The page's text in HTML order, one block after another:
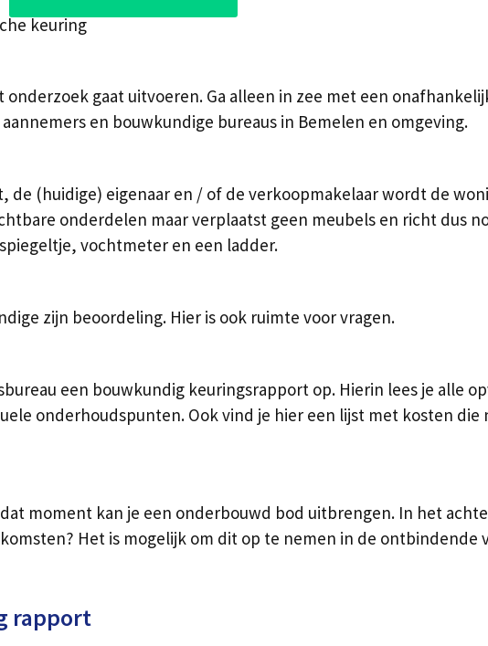
keuring
gaat uitvoeren. Ga alleen in zee met een
en bouwkundige bureaus in Bemelen en omgeving.
de (huidige) eigenaar en / of de verkoopmakelaar wordt de
onderdelen maar verplaatst geen meubels en richt dus
vochtmeter en een ladder.
zijn beoordeling. Hier is ook ruimte voor vragen.
een bouwkundig keuringsrapport op. Hierin lees je alle
onderhoudspunten. Ook vind je hier een lijst met kosten die
moment kan je een onderbouwd bod uitbrengen. In het
Het is mogelijk om dit op te nemen in de ontbindende
rapport